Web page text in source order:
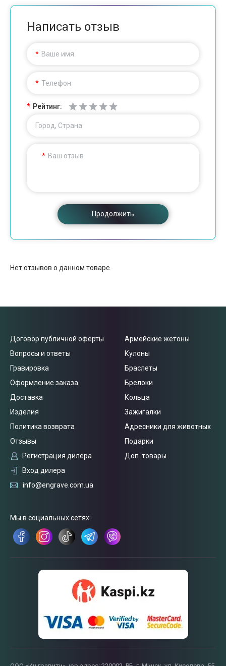
Написать отзыв
Ваше имя
Телефон
Рейтинг:
Город, Страна
Ваш отзыв
Продолжить
Нет отзывов о данном товаре.
Договор публичной оферты
Вопросы и ответы
Гравировка
Оформление заказа
Доставка
Изделия
Политика возврата
Отзывы
Регистрация дилера
Вход дилера
Армейские жетоны
Кулоны
Браслеты
Брелоки
Кольца
Зажигалки
Адресники для животных
Подарки
Доп. товары
info@engrave.com.ua
Мы в социальных сетях: